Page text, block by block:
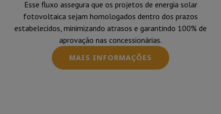
Esse fluxo assegura que os projetos de energia solar
fotovoltaica sejam homologados dentro dos prazos
estabelecidos, minimizando atrasos e garantindo 100% de
aprovação nas concessionárias.
MAIS INFORMAÇÕES